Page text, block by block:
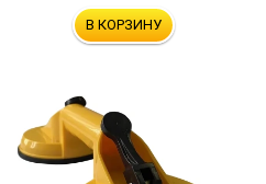
В КОРЗИНУ